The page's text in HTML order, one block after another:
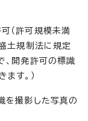
（許可規模未満
土規制法に規定
、開発許可の標識
す。）
を撮影した写真の